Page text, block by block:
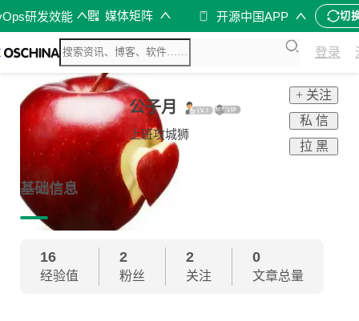
研发效能 媒体矩阵 开源中国APP 切
登录
公子月
上班攻城狮
+ 关注
私 信
拉 黑
基础信息
16
经验值
2
粉丝
2
关注
0
文章总量